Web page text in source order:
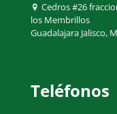
Cedros #26
los Membrillos
Guadalajara Jalisco,
Teléfonos